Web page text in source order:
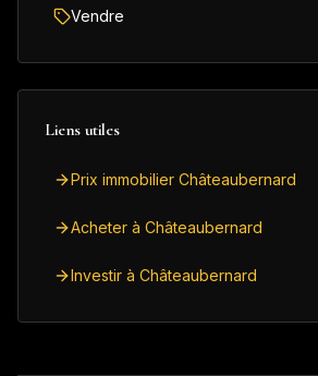
Vendre
Liens utiles
Prix immobilier Châteaubernard
Acheter à Châteaubernard
Investir à Châteaubernard